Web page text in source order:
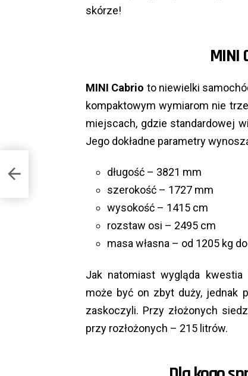
skórze!
MINI
MINI Cabrio to niewielki
kompaktowym wymiarom nie
miejscach, gdzie standardowej
Jego dokładne parametry
długość – 3821 mm
szerokość – 1727 mm
wysokość – 1415 cm
rozstaw osi – 2495 cm
masa własna – od 1205 kg
Jak natomiast wygląda
może być on zbyt duży, jednak
zaskoczyli. Przy złożonych
przy rozłożonych – 215 litrów.